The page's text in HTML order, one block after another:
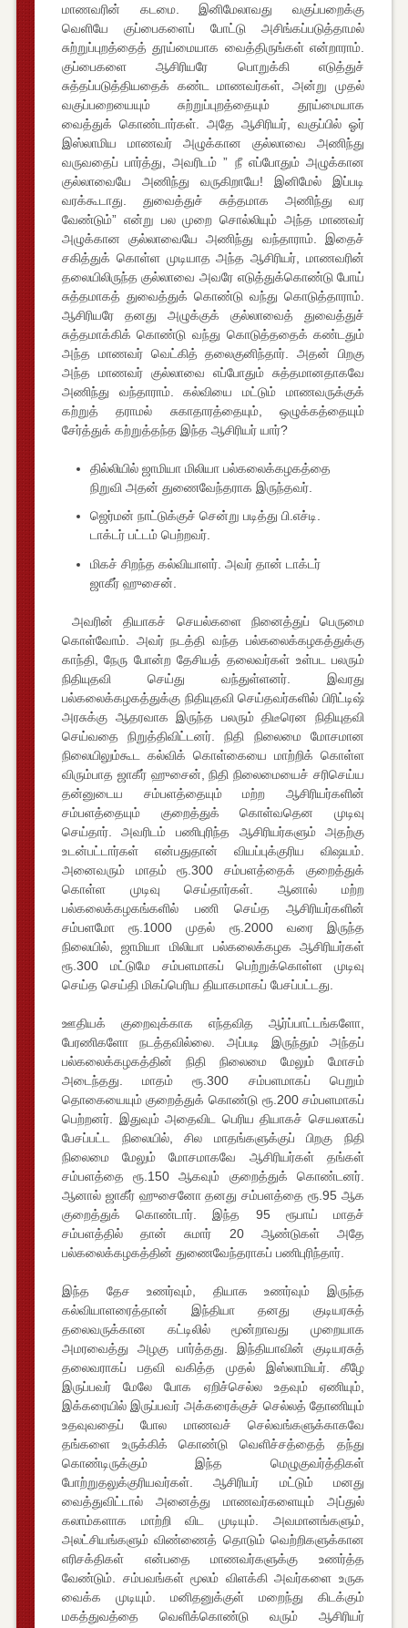
மாணவரின் கடமை. இனிமேலாவது வகுப்பறைக்கு
வெளியே குப்பைகளைப் போட்டு அசிங்கப்படுத்தாமல்
சுற்றுப்புறத்தைத் தூய்மையாக வைத்திருங்கள் என்றாராம்.
குப்பைகளை ஆசிரியரே பொறுக்கி எடுத்துச்
சுத்தப்படுத்தியதைக் கண்ட மாணவர்கள், அன்று முதல்
வகுப்பறையையும் சுற்றுப்புறத்தையும் தூய்மையாக
வைத்துக் கொண்டார்கள். அதே ஆசிரியர், வகுப்பில் ஓர்
இஸ்லாமிய மாணவர் அழுக்கான குல்லாவை அணிந்து
வருவதைப் பார்த்து, அவரிடம் ” நீ எப்போதும் அழுக்கான
குல்லாவையே அணிந்து வருகிறாயே! இனிமேல் இப்படி
வரக்கூடாது. துவைத்துச் சுத்தமாக அணிந்து வர
வேண்டும்” என்று பல முறை சொல்லியும் அந்த மாணவர்
அழுக்கான குல்லாவையே அணிந்து வந்தாராம். இதைச்
சகித்துக் கொள்ள முடியாத அந்த ஆசிரியர், மாணவரின்
தலையிலிருந்த குல்லாவை அவரே எடுத்துக்கொண்டு போய்
சுத்தமாகத் துவைத்துக் கொண்டு வந்து கொடுத்தாராம்.
ஆசிரியரே தனது அழுக்குக் குல்லாவைத் துவைத்துச்
சுத்தமாக்கிக் கொண்டு வந்து கொடுத்ததைக் கண்டதும்
அந்த மாணவர் வெட்கித் தலைகுனிந்தார். அதன் பிறகு
அந்த மாணவர் குல்லாவை எப்போதும் சுத்தமானதாகவே
அணிந்து வந்தாராம். கல்வியை மட்டும் மாணவருக்குக்
கற்றுத் தராமல் சுகாதாரத்தையும், ஒழுக்கத்தையும்
சேர்த்துக் கற்றுத்தந்த இந்த ஆசிரியர் யார்?
தில்லியில் ஜாமியா மிலியா பல்கலைக்கழகத்தை
நிறுவி அதன் துணைவேந்தராக இருந்தவர்.
ஜெர்மன் நாட்டுக்குச் சென்று படித்து பி.எச்டி.
டாக்டர் பட்டம் பெற்றவர்.
மிகச் சிறந்த கல்வியாளர். அவர் தான் டாக்டர்
ஜாகீர் ஹுசைன்.
அவரின் தியாகச் செயல்களை நினைத்துப் பெருமை
கொள்வோம். அவர் நடத்தி வந்த பல்கலைக்கழகத்துக்கு
காந்தி, நேரு போன்ற தேசியத் தலைவர்கள் உள்பட பலரும்
நிதியுதவி செய்து வந்துள்ளனர். இவரது
பல்கலைக்கழகத்துக்கு நிதியுதவி செய்தவர்களில் பிரிட்டிஷ்
அரசுக்கு ஆதரவாக இருந்த பலரும் திடீரென நிதியுதவி
செய்வதை நிறுத்திவிட்டனர். நிதி நிலைமை மோசமான
நிலையிலும்கூட கல்விக் கொள்கையை மாற்றிக் கொள்ள
விரும்பாத ஜாகீர் ஹுசைன், நிதி நிலைமையைச் சரிசெய்ய
தன்னுடைய சம்பளத்தையும் மற்ற ஆசிரியர்களின்
சம்பளத்தையும் குறைத்துக் கொள்வதென முடிவு
செய்தார். அவரிடம் பணிபுரிந்த ஆசிரியர்களும் அதற்கு
உடன்பட்டார்கள் என்பதுதான் வியப்புக்குரிய விஷயம்.
அனைவரும் மாதம் ரூ.300 சம்பளத்தைக் குறைத்துக்
கொள்ள முடிவு செய்தார்கள். ஆனால் மற்ற
பல்கலைக்கழகங்களில் பணி செய்த ஆசிரியர்களின்
சம்பளமோ ரூ.1000 முதல் ரூ.2000 வரை இருந்த
நிலையில், ஜாமியா மிலியா பல்கலைக்கழக ஆசிரியர்கள்
ரூ.300 மட்டுமே சம்பளமாகப் பெற்றுக்கொள்ள முடிவு
செய்த செய்தி மிகப்பெரிய தியாகமாகப் பேசப்பட்டது.
ஊதியக் குறைவுக்காக எந்தவித ஆர்ப்பாட்டங்களோ,
பேரணிகளோ நடத்தவில்லை. அப்படி இருந்தும் அந்தப்
பல்கலைக்கழகத்தின் நிதி நிலைமை மேலும் மோசம்
அடைந்தது. மாதம் ரூ.300 சம்பளமாகப் பெறும்
தொகையையும் குறைத்துக் கொண்டு ரூ.200 சம்பளமாகப்
பெற்றனர். இதுவும் அதைவிட பெரிய தியாகச் செயலாகப்
பேசப்பட்ட நிலையில், சில மாதங்களுக்குப் பிறகு நிதி
நிலைமை மேலும் மோசமாகவே ஆசிரியர்கள் தங்கள்
சம்பளத்தை ரூ.150 ஆகவும் குறைத்துக் கொண்டனர்.
ஆனால் ஜாகீர் ஹுசைனோ தனது சம்பளத்தை ரூ.95 ஆக
குறைத்துக் கொண்டார். இந்த 95 ரூபாய் மாதச்
சம்பளத்தில் தான் சுமார் 20 ஆண்டுகள் அதே
பல்கலைக்கழகத்தின் துணைவேந்தராகப் பணிபுரிந்தார்.
இந்த தேச உணர்வும், தியாக உணர்வும் இருந்த
கல்வியாளரைத்தான் இந்தியா தனது குடியரசுத்
தலைவருக்கான கட்டிலில் மூன்றாவது முறையாக
அமரவைத்து அழகு பார்த்தது. இந்தியாவின் குடியரசுத்
தலைவராகப் பதவி வகித்த முதல் இஸ்லாமியர். கீழே
இருப்பவர் மேலே போக ஏறிச்செல்ல உதவும் ஏணியும்,
இக்கரையில் இருப்பவர் அக்கரைக்குச் செல்லத் தோணியும்
உதவுவதைப் போல மாணவச் செல்வங்களுக்காகவே
தங்களை உருக்கிக் கொண்டு வெளிச்சத்தைத் தந்து
கொண்டிருக்கும் இந்த மெழுகுவர்த்திகள்
போற்றுதலுக்குரியவர்கள். ஆசிரியர் மட்டும் மனது
வைத்துவிட்டால் அனைத்து மாணவர்களையும் அப்துல்
கலாம்களாக மாற்றி விட முடியும். அவமானங்களும்,
அலட்சியங்களும் விண்ணைத் தொடும் வெற்றிகளுக்கான
எரிசக்திகள் என்பதை மாணவர்களுக்கு உணர்த்த
வேண்டும். சம்பவங்கள் மூலம் விளக்கி அவர்களை உருக
வைக்க முடியும். மனிதனுக்குள் மறைந்து கிடக்கும்
மகத்துவத்தை வெளிக்கொண்டு வரும் ஆசிரியர்